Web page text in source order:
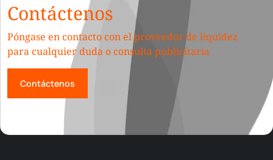
Contáctenos
Póngase en contacto con el proveedor de liquidez
para cualquier duda o consulta publicitaria
Contáctenos